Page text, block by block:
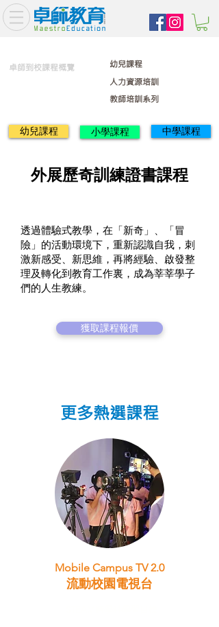
卓師到校課程概覽
人力資源培訓
教師培訓系列
幼兒課程
幼兒課程 小學課程 中學課程
透過體驗式教學，在「新奇」、「冒
險」的活動環境下，重新認識自我，刺
激新感受、新思維，再將經驗、啟發整
理及轉化到教育工作裏，成為莘莘學子
們的人生教練。
獲取課程報價
外展歷奇訓練證書課程
更多熱選課程
Mobile Campus TV 2.0
流動校園電視台